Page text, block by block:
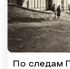
По следам